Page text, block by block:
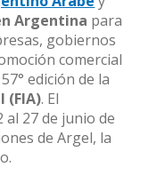
Argentina para
gobiernos
comercial
edición de la
(FIA). El
27 de junio de
de Argel, la